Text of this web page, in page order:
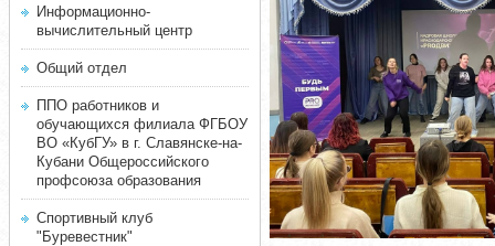
Информационно-
вычислительный центр
Общий отдел
ППО работников и
обучающихся филиала ФГБОУ
ВО «КубГУ» в г. Славянске-на-
Кубани Общероссийского
профсоюза образования
Спортивный клуб
"Буревестник"